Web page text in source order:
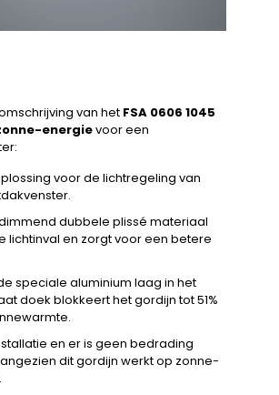
van het FSA 0606 1045
energievoor een
voor de lichtregeling van
dubbele plissé materiaal
lichtinval en zorgt voor een betere
speciale aluminium laag in het
doek blokkeert het gordijn tot 51%
en er is geen bedrading
dit gordijn werkt op zonne-